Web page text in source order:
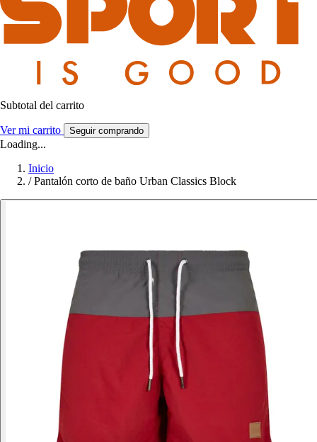
Subtotal del carrito
Ver mi carrito Seguir comprando
Loading...
Inicio
/ Pantalón corto de baño Urban Classics Block